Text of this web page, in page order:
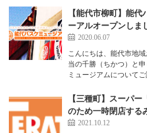
【能代市柳町】能
ーアルオープンしま
2020.06.07
こんにちは、能代市地
当の千勝（ちかつ）と
ミュージアムについて
【三種町】スーパ
のため一時閉店する
2021.10.12